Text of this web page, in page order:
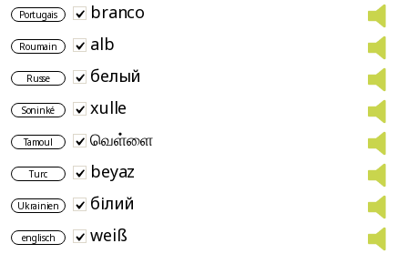
Portugais branco
Roumain alb
Russe белый
Soninké xulle
Tamoul வெள்ளை
Turc beyaz
Ukrainien білий
englisch weiß